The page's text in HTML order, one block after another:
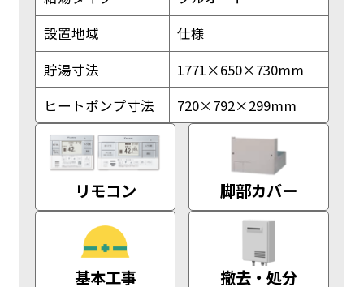
設置地域
仕様
貯湯寸法
1771×650×730mm
ヒートポンプ寸法
720×792×299mm
リモコン 脚部カバー
基本工事 撤去・処分